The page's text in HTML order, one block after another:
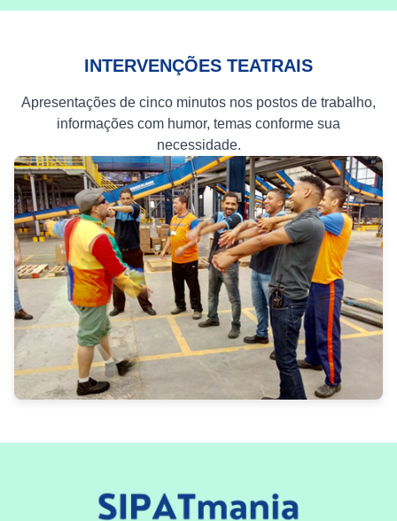
INTERVENÇÕES TEATRAIS
Apresentações de cinco minutos nos postos de trabalho,
informações com humor, temas conforme sua
necessidade.